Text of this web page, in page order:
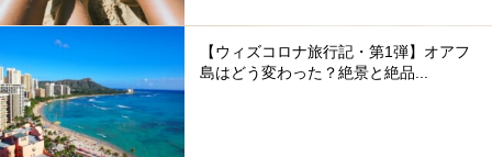
【ウィズコロナ旅行記・第1弾】オアフ
島はどう変わった？絶景と絶品...